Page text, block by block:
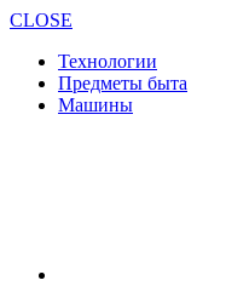
CLOSE
Технологии
Предметы быта
Машины